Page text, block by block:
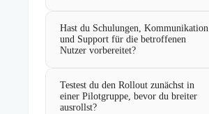
Hast du Schulungen, Kommunikation
und Support für die betroffenen
Nutzer vorbereitet?
Testest du den Rollout zunächst in
einer Pilotgruppe, bevor du breiter
ausrollst?